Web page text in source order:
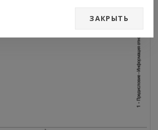
ЗАКРЫТЬ